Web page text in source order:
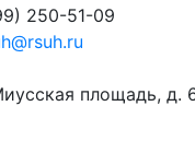
250-51-09
площадь, д.